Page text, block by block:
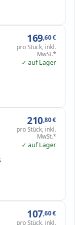
169,60€
pro Stück, inkl.
MwSt.*
✓ auf Lager
210,80€
pro Stück, inkl.
MwSt.*
✓ auf Lager
107,60€
pro Stück, inkl.